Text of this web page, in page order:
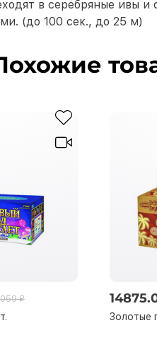
в серебряные ивы
(до 100 сек., до 25 м)
₽
Золотые